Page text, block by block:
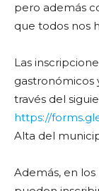
pero además
que todos nos
Las
gastronómicos
través del
https://
Alta del
Además, en los